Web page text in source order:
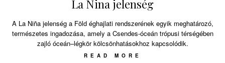
La Nina jelenség
A La Niña jelenség a Föld éghajlati rendszerének egyik meghatározó,
természetes ingadozása, amely a Csendes-óceán trópusi térségében
zajló óceán–légkör kölcsönhatásokhoz kapcsolódik.
READ MORE